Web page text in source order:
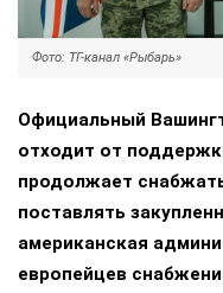
Фото: ТГ-канал «Рыбарь»
Официальный
отходит от
продолжает
поставлять
американская
европейцев